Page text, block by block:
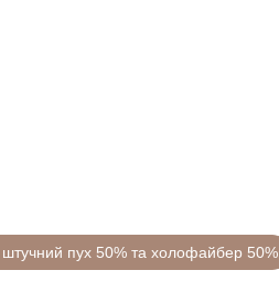
пух 50% та холофайбер 50%